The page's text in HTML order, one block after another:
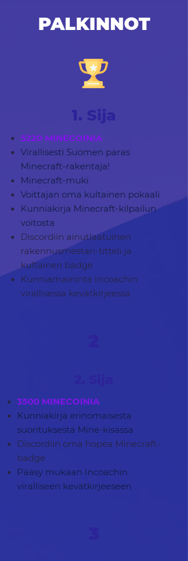
PALKINNOT
1. Sija
5220 MINECOINIA
Virallisesti Suomen paras
Minecraft-rakentaja!
Minecraft-muki
Voittajan oma kultainen pokaali
Kunniakirja Minecraft-kilpailun
voitosta
Discordiin ainutlaatuinen
rakennusmestari-titteli ja
kultainen badge
Kunniamaininta Incoachin
virallisessa kevätkirjeessä
3500 MINECOINIA
Kunniakirja erinomaisesta
suorituksesta Mine-kisassa
Discordiin oma hopea Minecraft-
badge
Pääsy mukaan Incoachin
viralliseen kevätkirjeeseen